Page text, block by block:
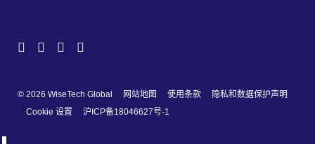
© 2026 WiseTech Global 网站地图 使用条款
隐私和数据保护声明
Cookie 设置
沪ICP备18046627号-1